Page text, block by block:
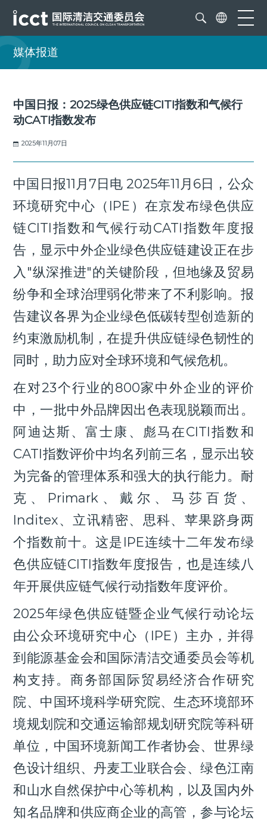
媒体报道
中国日报：2025绿色供应链CITI指数和气候行
动CATI指数发布
2025年11月07日
中国日报11月7日电 2025年11月6日，公众
环境研究中心（IPE）在京发布绿色供应
链CITI指数和气候行动CATI指数年度报
告，显示中外企业绿色供应链建设正在步
入"纵深推进"的关键阶段，但地缘及贸易
纷争和全球治理弱化带来了不利影响。报
告建议各界为企业绿色低碳转型创造新的
约束激励机制，在提升供应链绿色韧性的
同时，助力应对全球环境和气候危机。
在对23个行业的800家中外企业的评价
中，一批中外品牌因出色表现脱颖而出。
阿迪达斯、富士康、彪马在CITI指数和
CATI指数评价中均名列前三名，显示出较
为完备的管理体系和强大的执行能力。耐
克、Primark、戴尔、马莎百货、
Inditex、立讯精密、思科、苹果跻身两
个指数前十。这是IPE连续十二年发布绿
色供应链CITI指数年度报告，也是连续八
年开展供应链气候行动指数年度评价。
2025年绿色供应链暨企业气候行动论坛
由公众环境研究中心（IPE）主办，并得
到能源基金会和国际清洁交通委员会等机
构支持。商务部国际贸易经济合作研究
院、中国环境科学研究院、生态环境部环
境规划院和交通运输部规划研究院等科研
单位，中国环境新闻工作者协会、世界绿
色设计组织、丹麦工业联合会、绿色江南
和山水自然保护中心等机构，以及国内外
知名品牌和供应商企业的高管，参与论坛